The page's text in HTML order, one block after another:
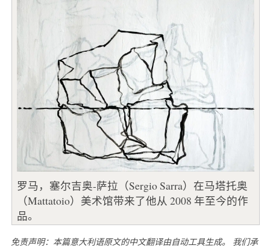
罗马，塞尔吉奥-萨拉（Sergio Sarra）在马塔托奥
（Mattatoio）美术馆带来了他从 2008 年至今的作
品。
免责声明：本篇意大利语原文的中文翻译由自动工具生成。 我们承